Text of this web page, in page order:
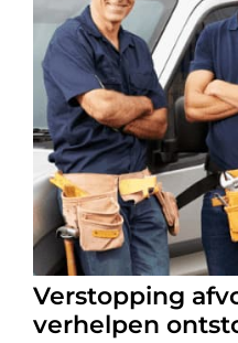
Verstopping
verhelpen